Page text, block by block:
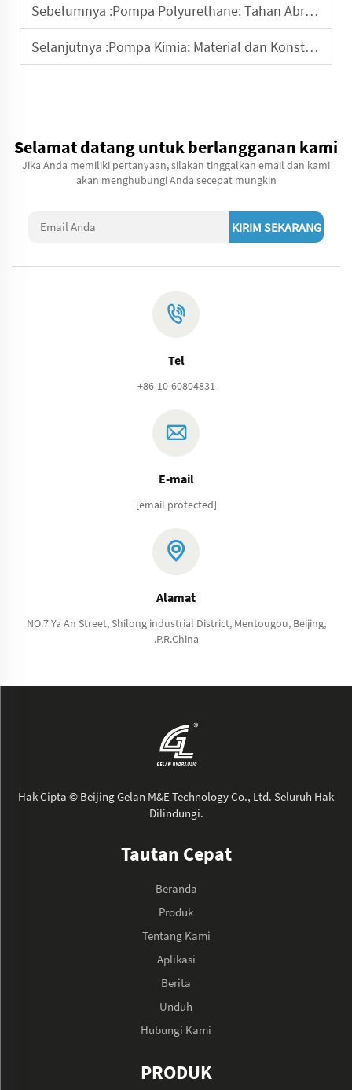
Sebelumnya :Pompa Polyurethane: Tahan Abrasi dan Korosi
Selanjutnya :Pompa Kimia: Material dan Konstruksi untuk Kinerja Optimal
Selamat datang untuk berlangganan kami
Jika Anda memiliki pertanyaan, silakan tinggalkan email dan kami
akan menghubungi Anda secepat mungkin
KIRIM SEKARANG
Tel
+86-10-60804831
E-mail
[email protected]
Alamat
NO.7 Ya An Street, Shilong industrial District, Mentougou, Beijing,
.P.R.China
Hak Cipta © Beijing Gelan M&E Technology Co., Ltd. Seluruh Hak
Dilindungi.
Tautan Cepat
Beranda
Produk
Tentang Kami
Aplikasi
Berita
Unduh
Hubungi Kami
PRODUK